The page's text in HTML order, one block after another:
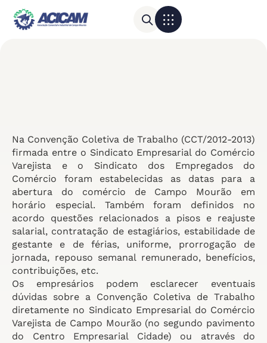
Na Convenção Coletiva de Trabalho (CCT/2012-2013)
firmada entre o Sindicato Empresarial do Comércio
Varejista e o Sindicato dos Empregados do
Comércio foram estabelecidas as datas para a
abertura do comércio de Campo Mourão em
horário especial. Também foram definidos no
acordo questões relacionados a pisos e reajuste
salarial, contratação de estagiários, estabilidade de
gestante e de férias, uniforme, prorrogação de
jornada, repouso semanal remunerado, benefícios,
contribuições, etc.
Os empresários podem esclarecer eventuais
dúvidas sobre a Convenção Coletiva de Trabalho
diretamente no Sindicato Empresarial do Comércio
Varejista de Campo Mourão (no segundo pavimento
do Centro Empresarial Cidade) ou através do